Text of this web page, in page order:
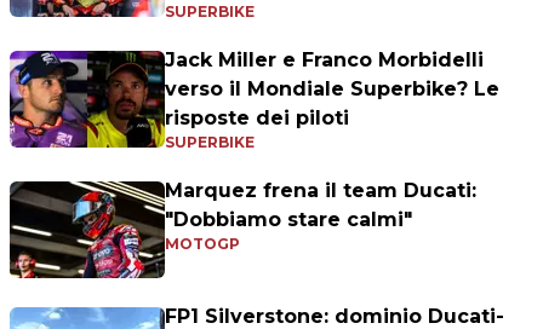
SUPERBIKE
Jack Miller e Franco Morbidelli
verso il Mondiale Superbike? Le
risposte dei piloti
SUPERBIKE
Marquez frena il team Ducati:
"Dobbiamo stare calmi"
MOTOGP
FP1 Silverstone: dominio Ducati-